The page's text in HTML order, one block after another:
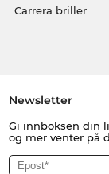
Carrera briller
Newsletter
Gi innboksen din
og mer venter på